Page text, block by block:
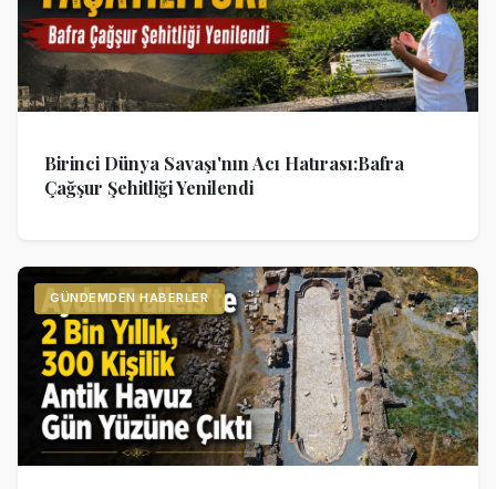
Birinci Dünya Savaşı'nın Acı Hatırası:Bafra
Çağşur Şehitliği Yenilendi
GÜNDEMDEN HABERLER